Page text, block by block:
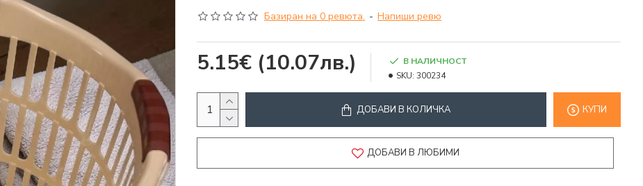
Базиран на 0 ревюта. - Напиши ревю
5.15€ (10.07лв.)
В НАЛИЧНОСТ
SKU: 300234
ДОБАВИ В КОЛИЧКА КУПИ
ДОБАВИ В ЛЮБИМИ